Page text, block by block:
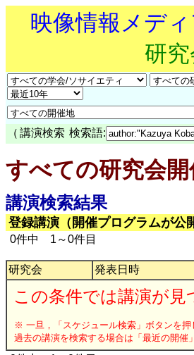
映像情報メデ
研
（ 講演検索 検索語:
すべての研究会
講演検索結果
登録講演（開催プログラムが公
0件中 1～0件目
研究会 発表日時
この条件では講演が
※ 一旦，「スケジュール検索」ボタンを押
過去の講演を検索する場合は「最近の開催